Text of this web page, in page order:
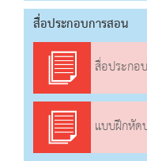
สื่อประกอบการสอน
สื่อประกอ
แบบฝึกหัดป